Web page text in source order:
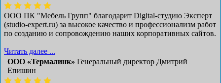
ООО ПК "Мебель Групп" благодарит Digital-студию Эксперт
(studio-expert.ru) за высокое качество и профессионализм работ
по созданию и сопровождению наших корпоративных сайтов.
Читать далее ...
ООО «Термалинк» Генеральный директор Дмитрий
Епишин